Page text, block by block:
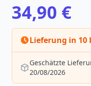
34,90 €
Lieferung in 10
Geschätzte
20/08/2026